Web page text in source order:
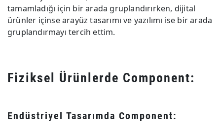
tamamladığı için bir arada gruplandırırken, dijital
ürünler içinse arayüz tasarımı ve yazılımı ise bir arada
gruplandırmayı tercih ettim.
Fiziksel Ürünlerde Component:
Endüstriyel Tasarımda Component: